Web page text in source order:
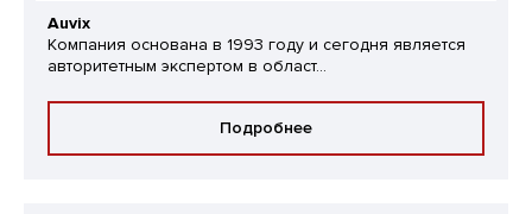
Auvix
Компания основана в 1993 году и сегодня является
авторитетным экспертом в област...
Подробнее